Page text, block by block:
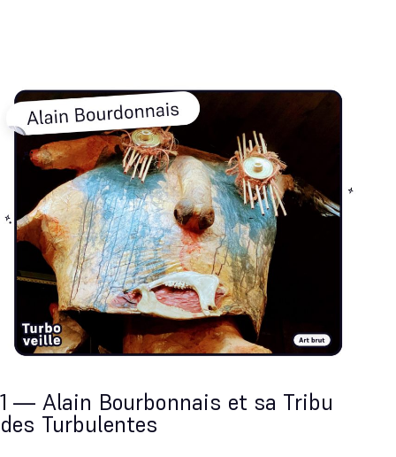
1 — Alain Bourbonnais et sa Tribu
des Turbulentes